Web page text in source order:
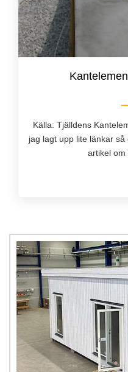
Källa: Tjälldens
jag lagt upp lite länkar
artikel om